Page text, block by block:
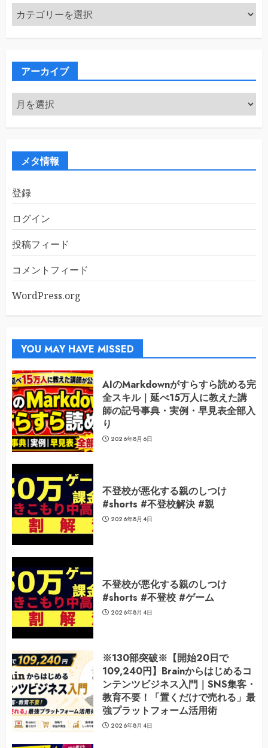
カ
テ
ゴ
アーカイブ
ア
ー
カ
メタ情報
登録
ログイン
投稿フィード
コメントフィード
WordPress.org
YOU MAY HAVE MISSED
AIのMarkdownがすらすら読める完
全スキル｜延べ15万人に教えた講
師の記号事典・実例・早見表全部入
り
2026年8月6日
不登校が悪化する親のしつけ
#shorts #不登校解決 #親
2026年8月4日
不登校が悪化する親のしつけ
#shorts #不登校 #ゲーム
2026年8月4日
※130部突破※【開始20日で
109,240円】Brainからはじめるコ
ンテンツビジネス入門｜SNS集客・
教育不要！「置くだけで売れる」最
強プラットフォーム活用術
2026年8月4日